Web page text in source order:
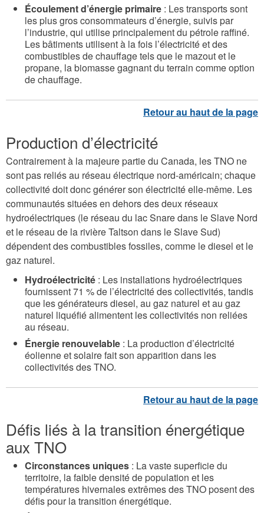
Écoulement d’énergie primaire : Les transports sont
les plus gros consommateurs d’énergie, suivis par
l’industrie, qui utilise principalement du pétrole raffiné.
Les bâtiments utilisent à la fois l’électricité et des
combustibles de chauffage tels que le mazout et le
propane, la biomasse gagnant du terrain comme option
de chauffage.
Production d’électricité
Contrairement à la majeure partie du Canada, les TNO ne
sont pas reliés au réseau électrique nord-américain; chaque
collectivité doit donc générer son électricité elle-même. Les
communautés situées en dehors des deux réseaux
hydroélectriques (le réseau du lac Snare dans le Slave Nord
et le réseau de la rivière Taltson dans le Slave Sud)
dépendent des combustibles fossiles, comme le diesel et le
gaz naturel.
Hydroélectricité : Les installations hydroélectriques
fournissent 71 % de l’électricité des collectivités, tandis
que les générateurs diesel, au gaz naturel et au gaz
naturel liquéfié alimentent les collectivités non reliées
au réseau.
Énergie renouvelable : La production d’électricité
éolienne et solaire fait son apparition dans les
collectivités des TNO.
Défis liés à la transition énergétique
aux TNO
Circonstances uniques : La vaste superficie du
territoire, la faible densité de population et les
températures hivernales extrêmes des TNO posent des
défis pour la transition énergétique.